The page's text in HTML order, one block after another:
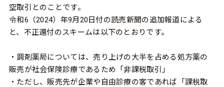
空取引とのことです。
令和6（2024）年9月20日付の読売新聞の追加報道による
と、不正還付のスキームは以下のとおりです。
・調剤薬局については、売り上げの大半を占める処方薬の
販売が社会保険診療であるため「非課税取引」
・ただし、販売先が企業や自由診療の客であれば「課税取